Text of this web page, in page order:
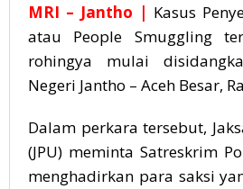
MRI – Jantho | Kasus
atau People Smuggling
rohingya mulai
Negeri Jantho – Aceh Besar,
Dalam perkara tersebut,
(JPU) meminta Satreskrim
menghadirkan para saksi